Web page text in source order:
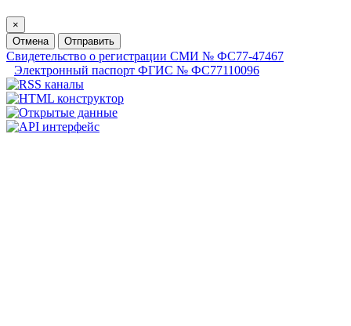
×
Отмена
Отправить
Свидетельство о регистрации СМИ № ФС77-47467
Электронный паспорт ФГИС № ФС77110096